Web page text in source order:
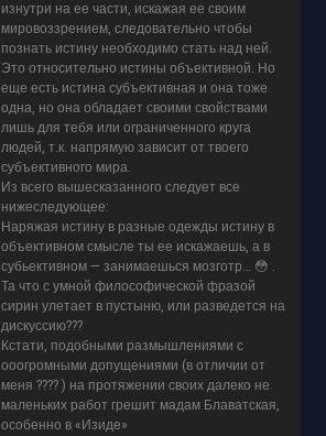
изнутри на ее части, искажая ее своим
мировоззрением, следовательно чтобы
познать истину необходимо стать над ней.
Это относительно истины объективной. Но
еще есть истина субъективная и она тоже
одна, но она обладает своими свойствами
лишь для тебя или ограниченного круга
людей, т.к. напрямую зависит от твоего
субъективного мира.
Из всего вышесказанного следует все
нижеследующее:
Наряжая истину в разные одежды истину в
объективном смысле ты ее искажаешь, а в
субьективном — занимаешься мозготр… 😳 .
Та что с умной философической фразой
сирин улетает в пустыню, или разведется на
дискуссию???
Кстати, подобными размышлениями с
ооогромными допущениями (в отличии от
меня ???? ) на протяжении своих далеко не
маленьких работ грешит мадам Блаватская,
особенно в «Изиде»